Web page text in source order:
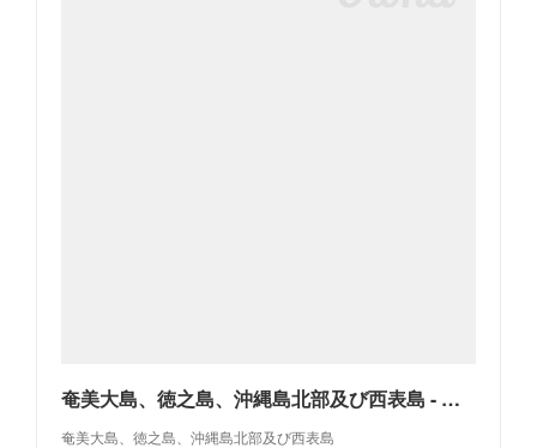
奄美大島、徳之島、沖縄島北部及び西表島 - Wikipedia
奄美大島、徳之島、沖縄島北部及び西表島